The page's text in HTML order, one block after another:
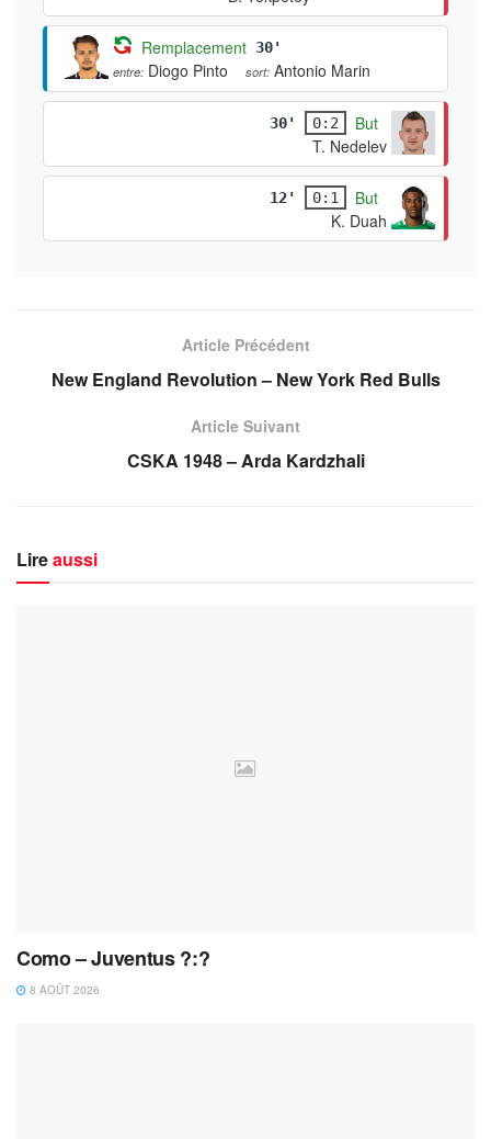
Remplacement 30'
entre: Diogo Pinto sort: Antonio Marin
30' 0:2
But
T. Nedelev
12' 0:1
But
K. Duah
Article Précédent
New England Revolution – New York Red Bulls
Article Suivant
CSKA 1948 – Arda Kardzhali
Lireaussi
Como – Juventus ?:?
8 AOÛT 2026